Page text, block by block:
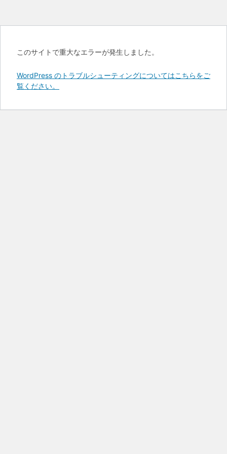
このサイトで重大なエラーが発生しました。
WordPress のトラブルシューティングについてはこちらをご
覧ください。